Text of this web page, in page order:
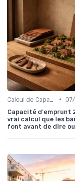
•
Capacité d'emprunt
vrai calcul que les
font avant de dire